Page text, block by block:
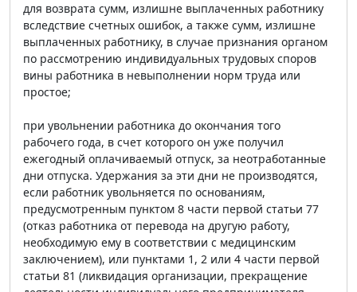
для возврата сумм, излишне выплаченных работнику
вследствие счетных ошибок, а также сумм, излишне
выплаченных работнику, в случае признания органом
по рассмотрению индивидуальных трудовых споров
вины работника в невыполнении норм труда или
простое;
при увольнении работника до окончания того
рабочего года, в счет которого он уже получил
ежегодный оплачиваемый отпуск, за неотработанные
дни отпуска. Удержания за эти дни не производятся,
если работник увольняется по основаниям,
предусмотренным пунктом 8 части первой статьи 77
(отказ работника от перевода на другую работу,
необходимую ему в соответствии с медицинским
заключением), или пунктами 1, 2 или 4 части первой
статьи 81 (ликвидация организации, прекращение